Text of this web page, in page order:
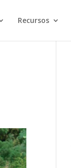
Recursos